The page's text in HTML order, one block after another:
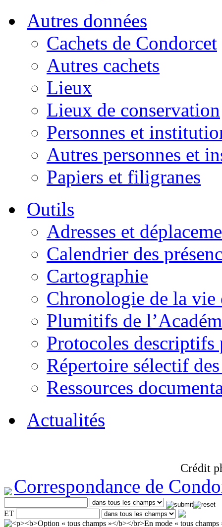
Autres données
Cachets de Condorcet
Autres cachets
Lieux
Lieux de conservation
Personnes et
Autres personnes et
Papiers et filigranes
Outils
Adresses et
Calendrier des
Cartographie
Chronologie de la vie
Plumitifs de
Protocoles descriptifs
Répertoire sélectif
Ressources
Actualités
Crédit
Correspondance de
ET